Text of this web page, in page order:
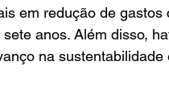
em redução de gastos
anos. Além disso,
na